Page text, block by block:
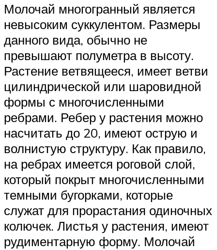
Молочай многогранный является
невысоким суккулентом. Размеры
данного вида, обычно не
превышают полуметра в высоту.
Растение ветвящееся, имеет ветви
цилиндрической или шаровидной
формы с многочисленными
ребрами. Ребер у растения можно
насчитать до 20, имеют острую и
волнистую структуру. Как правило,
на ребрах имеется роговой слой,
который покрыт многочисленными
темными бугорками, которые
служат для прорастания одиночных
колючек. Листья у растения, имеют
рудиментарную форму. Молочай